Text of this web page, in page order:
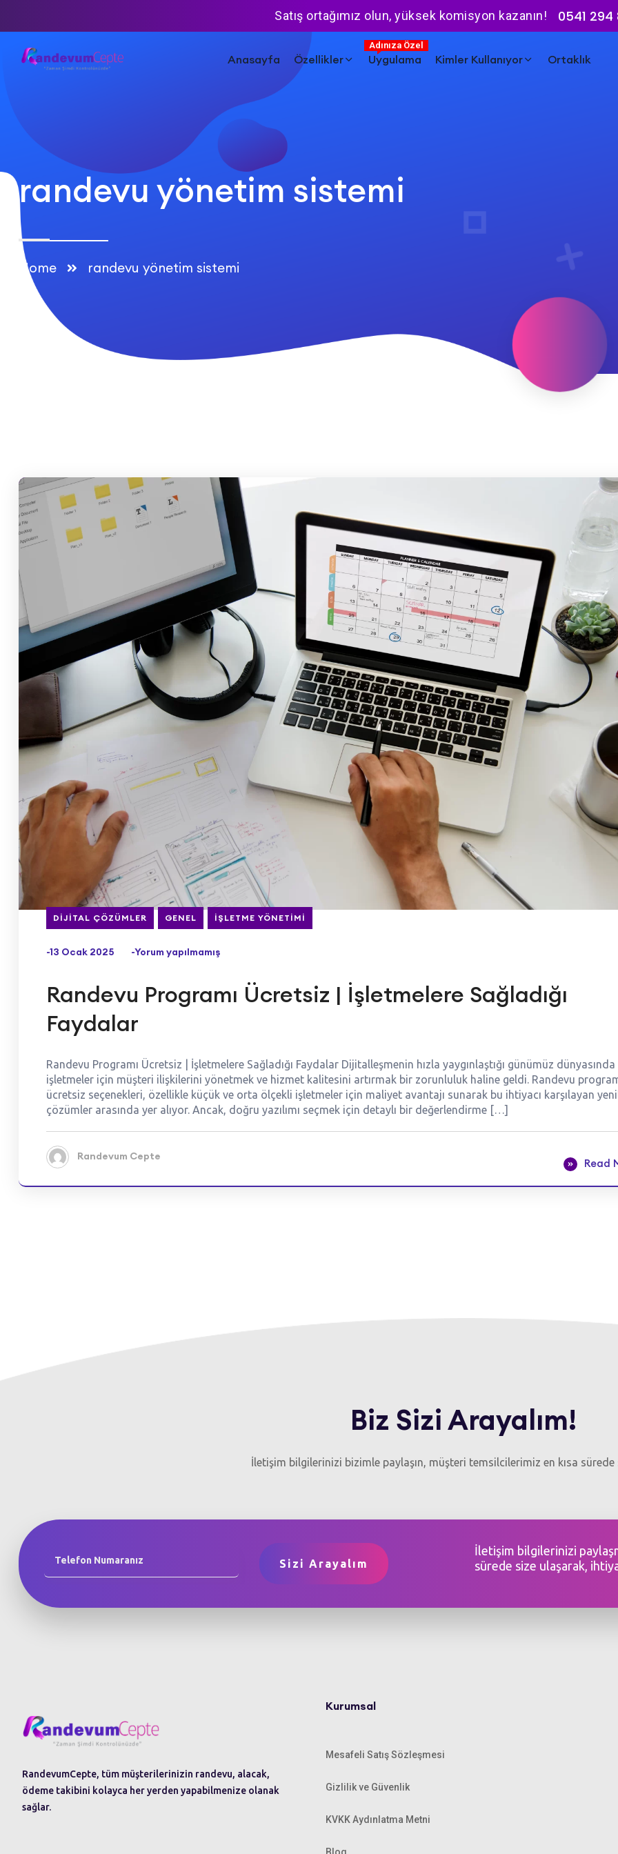
Satış ortağımız olun, yüksek komisyon kazanın! 0541 294
Anasayfa Özellikler
Adınıza Özel
Uygulama Kimler Kullanıyor Ortaklık
randevu yönetim sistemi
Home randevu yönetim sistemi
DIJITAL ÇÖZÜMLER GENEL İŞLETME YÖNETIMI
-13 Ocak 2025 -Yorum yapılmamış
Randevu Programı Ücretsiz | İşletmelere Sağladığı
Faydalar
Randevu Programı Ücretsiz | İşletmelere Sağladığı Faydalar Dijitalleşmenin hızla yaygınlaştığı günümüz dünyasında
işletmeler için müşteri ilişkilerini yönetmek ve hizmet kalitesini artırmak bir zorunluluk haline geldi. Randevu
ücretsiz seçenekleri, özellikle küçük ve orta ölçekli işletmeler için maliyet avantajı sunarak bu ihtiyacı karşılayan
çözümler arasında yer alıyor. Ancak, doğru yazılımı seçmek için detaylı bir değerlendirme […]
Randevum Cepte
Read
Biz Sizi Arayalım!
İletişim bilgilerinizi bizimle paylaşın, müşteri temsilcilerimiz en kısa sürede
İletişim bilgilerinizi
sürede size ulaşarak,
RandevumCepte, tüm müşterilerinizin randevu, alacak,
ödeme takibini kolayca her yerden yapabilmenize olanak
sağlar.
Kurumsal
Mesafeli Satış Sözleşmesi
Gizlilik ve Güvenlik
KVKK Aydınlatma Metni